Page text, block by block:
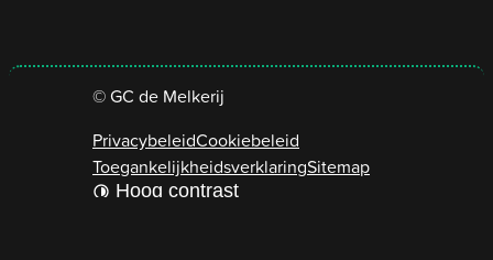
©GC de Melkerij
PrivacybeleidCookiebeleid
ToegankelijkheidsverklaringSitemap
Hoog contrast